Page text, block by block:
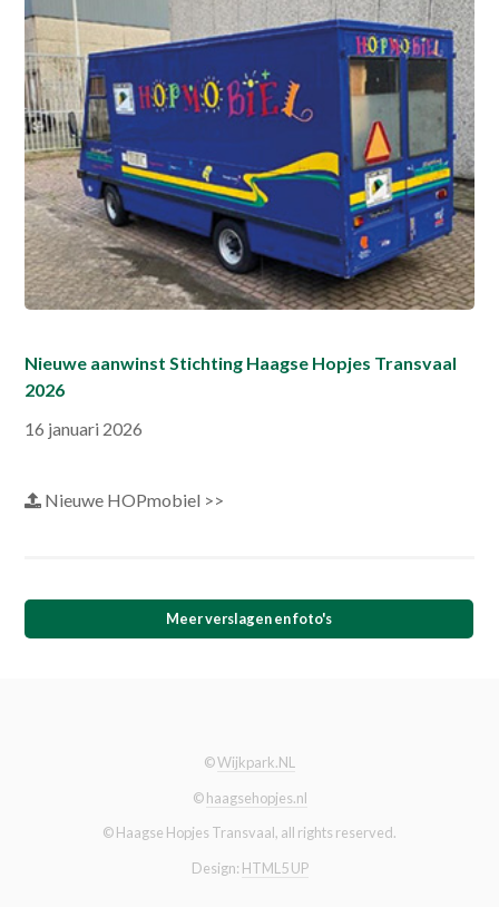
Nieuwe aanwinst Stichting Haagse Hopjes Transvaal
2026
16 januari 2026
Nieuwe HOPmobiel >>
Meer verslagen en foto's
©Wijkpark.NL
©haagsehopjes.nl
© Haagse Hopjes Transvaal, all rights reserved.
Design: HTML5 UP